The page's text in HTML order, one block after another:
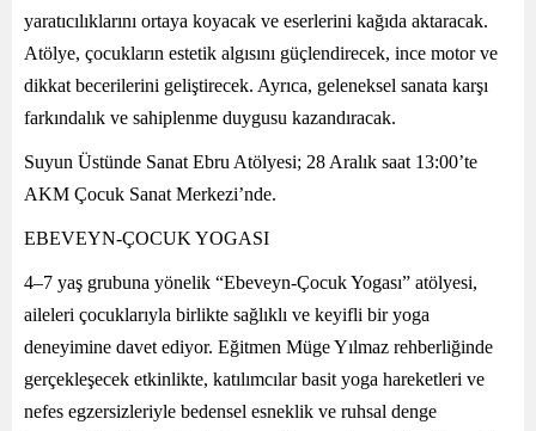
yaratıcılıklarını ortaya koyacak ve eserlerini kağıda aktaracak.
Atölye, çocukların estetik algısını güçlendirecek, ince motor ve
dikkat becerilerini geliştirecek. Ayrıca, geleneksel sanata karşı
farkındalık ve sahiplenme duygusu kazandıracak.
Suyun Üstünde Sanat Ebru Atölyesi; 28 Aralık saat 13:00’te
AKM Çocuk Sanat Merkezi’nde.
EBEVEYN-ÇOCUK YOGASI
4–7 yaş grubuna yönelik “Ebeveyn-Çocuk Yogası” atölyesi,
aileleri çocuklarıyla birlikte sağlıklı ve keyifli bir yoga
deneyimine davet ediyor. Eğitmen Müge Yılmaz rehberliğinde
gerçekleşecek etkinlikte, katılımcılar basit yoga hareketleri ve
nefes egzersizleriyle bedensel esneklik ve ruhsal denge